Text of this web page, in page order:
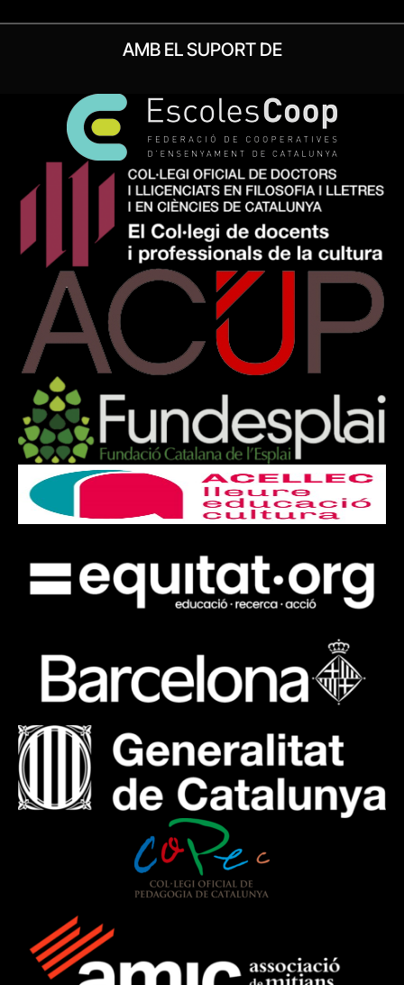
AMB EL SUPORT DE